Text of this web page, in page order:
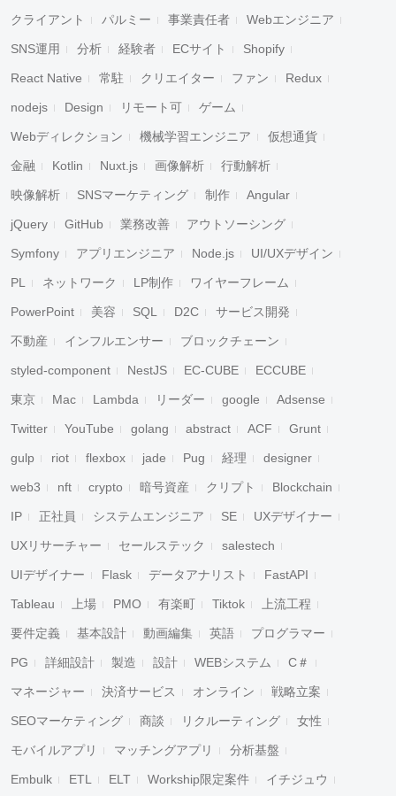
クライアント パルミー 事業責任者 Webエンジニア
SNS運用 分析 経験者 ECサイト Shopify
React Native 常駐 クリエイター ファン Redux
nodejs Design リモート可 ゲーム
Webディレクション 機械学習エンジニア 仮想通貨
金融 Kotlin Nuxt.js 画像解析 行動解析
映像解析 SNSマーケティング 制作 Angular
jQuery GitHub 業務改善 アウトソーシング
Symfony アプリエンジニア Node.js UI/UXデザイン
PL ネットワーク LP制作 ワイヤーフレーム
PowerPoint 美容 SQL D2C サービス開発
不動産 インフルエンサー ブロックチェーン
styled-component NestJS EC-CUBE ECCUBE
東京 Mac Lambda リーダー google Adsense
Twitter YouTube golang abstract ACF Grunt
gulp riot flexbox jade Pug 経理 designer
web3 nft crypto 暗号資産 クリプト Blockchain
IP 正社員 システムエンジニア SE UXデザイナー
UXリサーチャー セールステック salestech
UIデザイナー Flask データアナリスト FastAPI
Tableau 上場 PMO 有楽町 Tiktok 上流工程
要件定義 基本設計 動画編集 英語 プログラマー
PG 詳細設計 製造 設計 WEBシステム C＃
マネージャー 決済サービス オンライン 戦略立案
SEOマーケティング 商談 リクルーティング 女性
モバイルアプリ マッチングアプリ 分析基盤
Embulk ETL ELT Workship限定案件 イチジュウ